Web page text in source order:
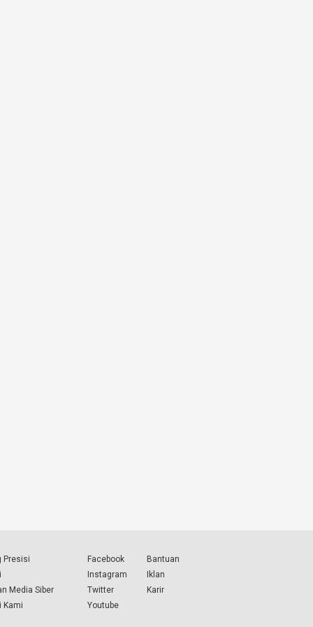
Presisi
Media Siber
Kami
Facebook
Instagram
Twitter
Youtube
Bantuan
Iklan
Karir